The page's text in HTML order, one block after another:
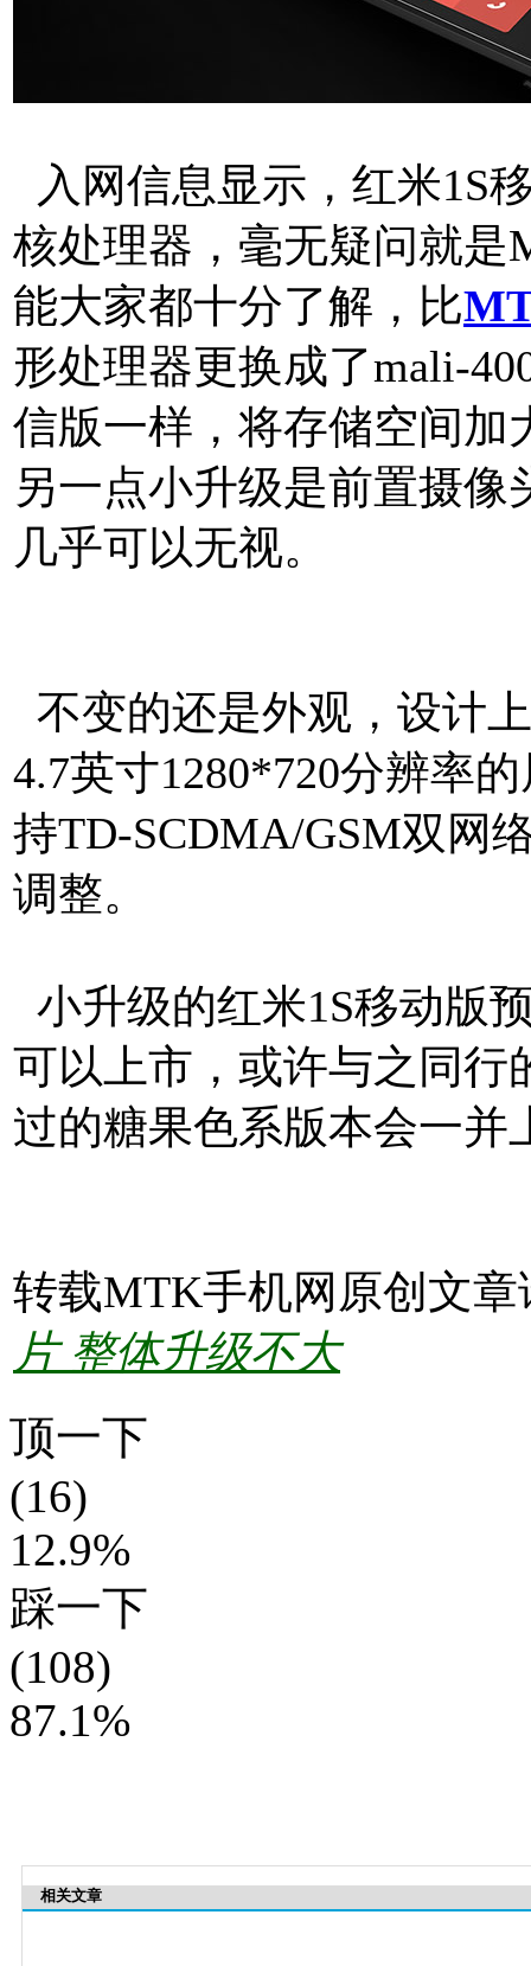
入网信息显示，红米1S
核处理器，毫无疑问就
能大家都十分了解，比
形处理器更换成了mali-
信版一样，将存储空间加
另一点小升级是前置摄像
几乎可以无视。
不变的还是外观，设计
4.7英寸1280*720分辨率
持TD-SCDMA/GSM双网
调整。
小升级的红米1S移动版
可以上市，或许与之同行
过的糖果色系版本会一并
转载MTK手机网原创文
片 整体升级不大
顶一下
(16)
12.9%
踩一下
(108)
87.1%
相关文章